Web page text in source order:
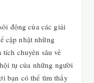
động của các giải
cập nhật những
chuyên sâu về
tụ của những người
bạn có thể tìm thấy